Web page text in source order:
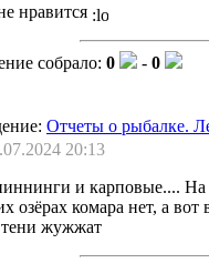
нравится
собрало: 0 - 0
Отчеты о рыбалке.
20:13
и карповые....
озёрах комара нет, а
жужжат